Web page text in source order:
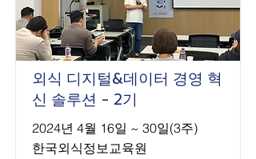
외식 디지털&데이터 경영 혁
신 솔루션 - 2기
2024년 4월 16일 ~ 30일(3주)
한국외식정보교육원